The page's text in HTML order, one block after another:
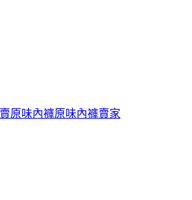
賣原味內褲原味內褲賣家